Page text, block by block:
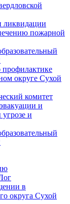
ликвидации
пожарной
округе Сухой
комитет
и
и
в
округа Сухой